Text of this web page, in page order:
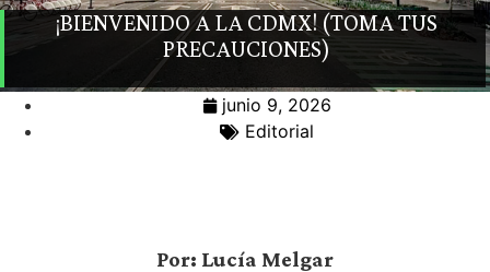
¡BIENVENIDO A LA CDMX! (TOMA TUS
PRECAUCIONES)
junio 9, 2026
Editorial
Por: Lucía Melgar